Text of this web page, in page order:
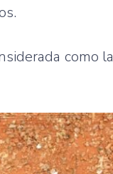
como la